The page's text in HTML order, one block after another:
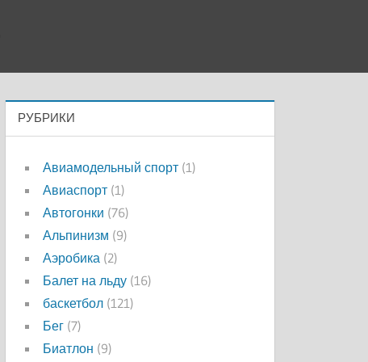
РУБРИКИ
Авиамодельный спорт (1)
Авиаспорт (1)
Автогонки (76)
Альпинизм (9)
Аэробика (2)
Балет на льду (16)
баскетбол (121)
Бег (7)
Биатлон (9)